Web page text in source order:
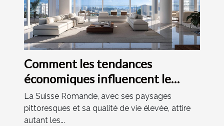
Comment les tendances
économiques influencent le
marché immobilier en Suisse
Romande
La Suisse Romande, avec ses paysages
pittoresques et sa qualité de vie élevée, attire
autant les...